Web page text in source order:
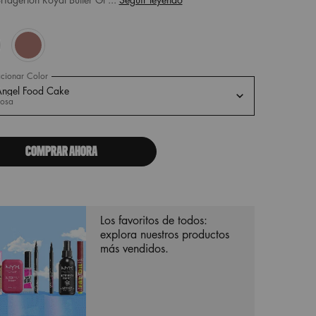
variante
Food Cake
Color
Cake, 1 of 2
Selected
Praline, 2 of 2
COMPRAR AHORA
Los favoritos de todos:
explora nuestros productos
más vendidos.